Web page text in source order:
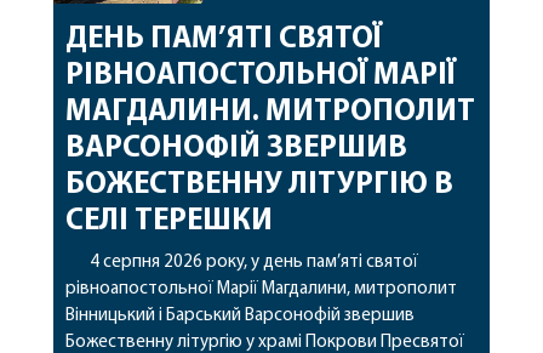
ДЕНЬ ПАМ’ЯТІ СВЯТОЇ
РІВНОАПОСТОЛЬНОЇ МАРІЇ
МАГДАЛИНИ. МИТРОПОЛИТ
ВАРСОНОФІЙ ЗВЕРШИВ
БОЖЕСТВЕННУ ЛІТУРГІЮ В
СЕЛІ ТЕРЕШКИ
4 серпня 2026 року, у день пам’яті святої
рівноапостольної Марії Магдалини, митрополит
Вінницький і Барський Варсонофій звершив
Божественну літургію у храмі Покрови Пресвятої